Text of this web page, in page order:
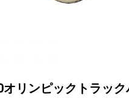
オリンピックトラッ